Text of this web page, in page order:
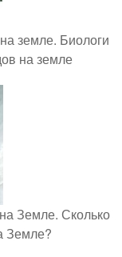
земле. Биологи
на земле
Земле. Сколько
Земле?